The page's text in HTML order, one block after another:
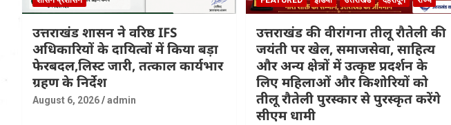
उत्तराखंड शासन ने वरिष्ठ IFS
अधिकारियों के दायित्वों में किया बड़ा
फेरबदल,लिस्ट जारी, तत्काल कार्यभार
ग्रहण के निर्देश
August 6, 2026 admin
उत्तराखंड की वीरांगना तीलू रौतेली की
जयंती पर खेल, समाजसेवा, साहित्य
और अन्य क्षेत्रों में उत्कृष्ट प्रदर्शन के
लिए महिलाओं और किशोरियों को
तीलू रौतेली पुरस्कार से पुरस्कृत करेंगे
सीएम धामी